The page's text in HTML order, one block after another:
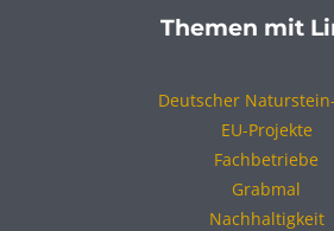
Themen mit
Deutscher
EU-Projekte
Fachbetriebe
Grabmal
Nachhaltigkeit